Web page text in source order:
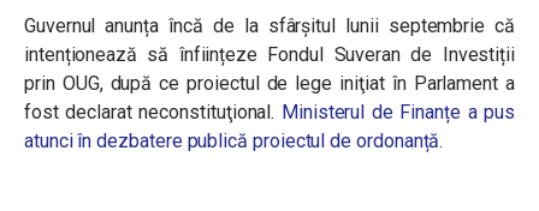
Guvernul anunța încă de la sfârșitul lunii septembrie că
intenționează să înființeze Fondul Suveran de Investiții
prin OUG, după ce proiectul de lege iniţiat în Parlament a
fost declarat neconstituţional. Ministerul de Finanțe a pus
atunci în dezbatere publică proiectul de ordonanță.